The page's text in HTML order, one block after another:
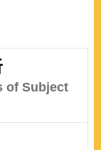
of Subject